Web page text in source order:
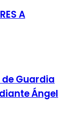
A
Guardia
Ángel